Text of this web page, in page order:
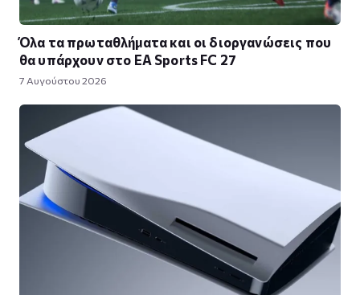
Όλα τα πρωταθλήματα και οι διοργανώσεις που
θα υπάρχουν στο EA Sports FC 27
7 Αυγούστου 2026